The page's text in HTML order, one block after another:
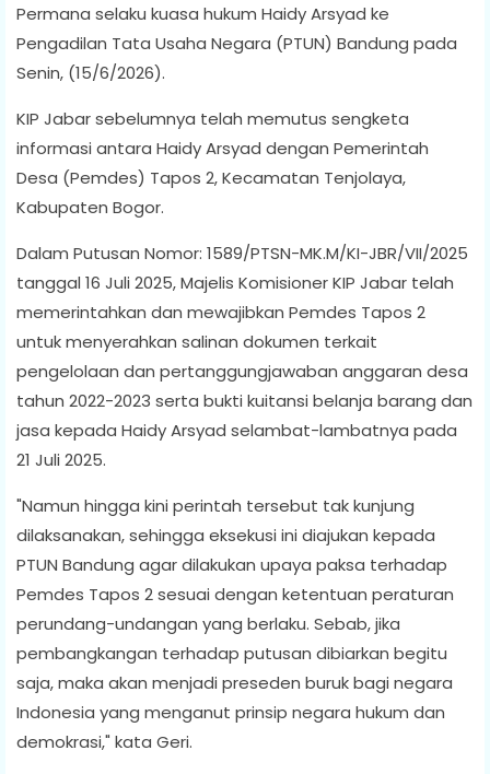
Permana selaku kuasa hukum Haidy Arsyad ke
Pengadilan Tata Usaha Negara (PTUN) Bandung pada
Senin, (15/6/2026).
KIP Jabar sebelumnya telah memutus sengketa
informasi antara Haidy Arsyad dengan Pemerintah
Desa (Pemdes) Tapos 2, Kecamatan Tenjolaya,
Kabupaten Bogor.
Dalam Putusan Nomor: 1589/PTSN-MK.M/KI-JBR/VII/2025
tanggal 16 Juli 2025, Majelis Komisioner KIP Jabar telah
memerintahkan dan mewajibkan Pemdes Tapos 2
untuk menyerahkan salinan dokumen terkait
pengelolaan dan pertanggungjawaban anggaran desa
tahun 2022-2023 serta bukti kuitansi belanja barang dan
jasa kepada Haidy Arsyad selambat-lambatnya pada
21 Juli 2025.
"Namun hingga kini perintah tersebut tak kunjung
dilaksanakan, sehingga eksekusi ini diajukan kepada
PTUN Bandung agar dilakukan upaya paksa terhadap
Pemdes Tapos 2 sesuai dengan ketentuan peraturan
perundang-undangan yang berlaku. Sebab, jika
pembangkangan terhadap putusan dibiarkan begitu
saja, maka akan menjadi preseden buruk bagi negara
Indonesia yang menganut prinsip negara hukum dan
demokrasi," kata Geri.